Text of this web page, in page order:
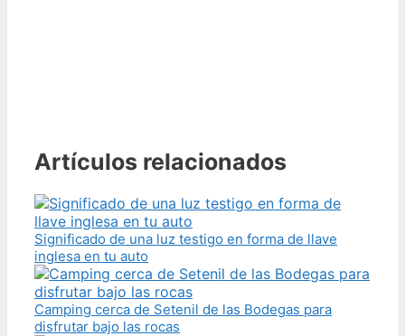
Artículos relacionados
Significado de una luz testigo en forma de llave
inglesa en tu auto
Camping cerca de Setenil de las Bodegas para
disfrutar bajo las rocas